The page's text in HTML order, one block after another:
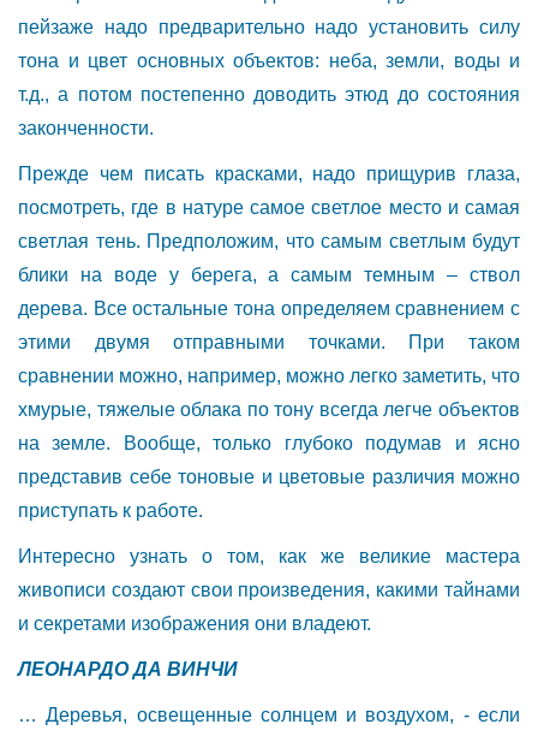
пейзаже надо предварительно надо установить силу
тона и цвет основных объектов: неба, земли, воды и
т.д., а потом постепенно доводить этюд до состояния
законченности.
Прежде чем писать красками, надо прищурив глаза,
посмотреть, где в натуре самое светлое место и самая
светлая тень. Предположим, что самым светлым будут
блики на воде у берега, а самым темным – ствол
дерева. Все остальные тона определяем сравнением с
этими двумя отправными точками. При таком
сравнении можно, например, можно легко заметить, что
хмурые, тяжелые облака по тону всегда легче объектов
на земле. Вообще, только глубоко подумав и ясно
представив себе тоновые и цветовые различия можно
приступать к работе.
Интересно узнать о том, как же великие мастера
живописи создают свои произведения, какими тайнами
и секретами изображения они владеют.
ЛЕОНАРДО ДА ВИНЧИ
… Деревья, освещенные солнцем и воздухом, - если